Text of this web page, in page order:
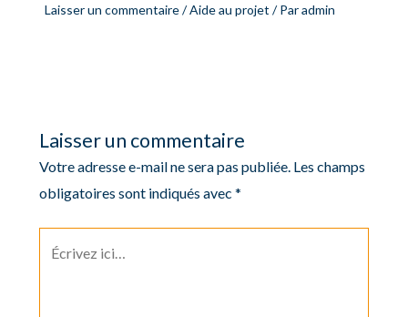
Laisser un commentaire/Aide au projet / Paradmin
Laisser un commentaire
Votre adresse e-mail ne sera pas publiée. Les champs
obligatoires sont indiqués avec *